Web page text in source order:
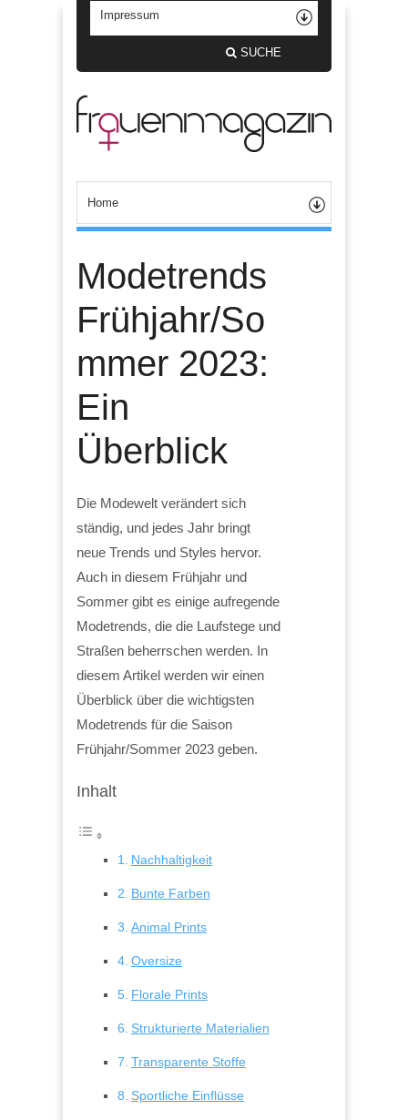
SUCHE
Modetrends
Frühjahr/So
mmer 2023:
Ein
Überblick
Die Modewelt verändert sich
ständig, und jedes Jahr bringt
neue Trends und Styles hervor.
Auch in diesem Frühjahr und
Sommer gibt es einige aufregende
Modetrends, die die Laufstege und
Straßen beherrschen werden. In
diesem Artikel werden wir einen
Überblick über die wichtigsten
Modetrends für die Saison
Frühjahr/Sommer 2023 geben.
Inhalt
Nachhaltigkeit
Bunte Farben
Animal Prints
Oversize
Florale Prints
Strukturierte Materialien
Transparente Stoffe
Sportliche Einflüsse